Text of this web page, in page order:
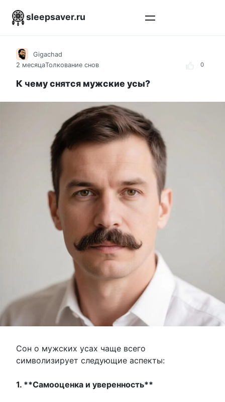
sleepsaver.ru
0
Gigachad
2 месяцаТолкование снов
К чему снятся мужские усы?
Сон о мужских усах чаще всего
символизирует следующие аспекты:
1. **Самооценка и уверенность**